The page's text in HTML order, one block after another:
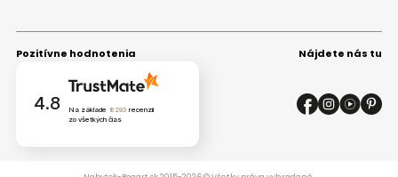
Pozitívne hodnotenia
4.8 Na základe 8293 recenzií
zo všetkých čias
Nájdete nás tu